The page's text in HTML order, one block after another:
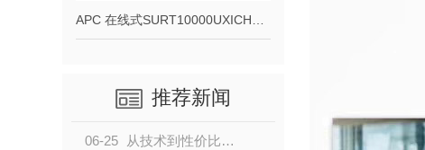
推荐新闻
06-25 从技术到性价比，山特UPS电源是.佳企业级备电方案